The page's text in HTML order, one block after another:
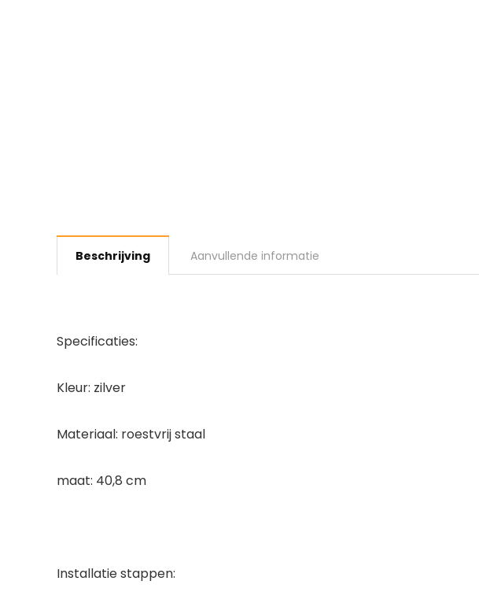
Beschrijving Aanvullende informatie
Specificaties:
Kleur: zilver
Materiaal: roestvrij staal
maat: 40,8 cm
Installatie stappen: